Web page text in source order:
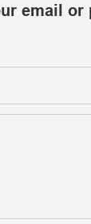
email or